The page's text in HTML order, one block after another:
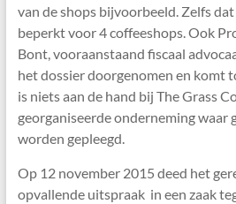
van de shops bijvoorbeeld. Zelfs
beperkt voor 4 coffeeshops. Ook
Bont, vooraanstaand fiscaal
het dossier doorgenomen en komt
is niets aan de hand bij The Grass
georganiseerde onderneming waar
worden gepleegd.
Op 12 november 2015 deed het
opvallende uitspraak in een zaak